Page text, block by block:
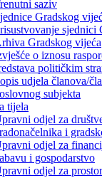
saziv
Gradskog
sjednici
Gradskog vijeća
o iznosu
političkim
udjela članova/
subjekta
tijela
odjel za
i
odjel za
i gospodarstvo
odjel za